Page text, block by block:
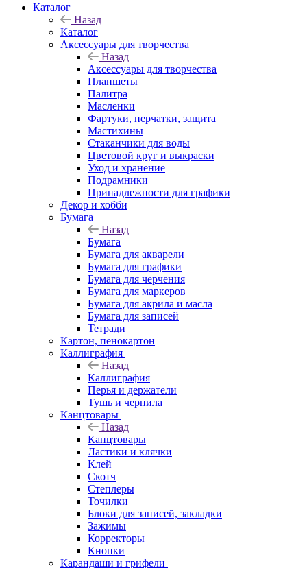
Каталог
Назад
Каталог
Аксессуары для творчества
Назад
Аксессуары для творчества
Планшеты
Палитра
Масленки
Фартуки, перчатки, защита
Мастихины
Стаканчики для воды
Цветовой круг и выкраски
Уход и хранение
Подрамники
Принадлежности для графики
Декор и хобби
Бумага
Назад
Бумага
Бумага для акварели
Бумага для графики
Бумага для черчения
Бумага для маркеров
Бумага для акрила и масла
Бумага для записей
Тетради
Картон, пенокартон
Каллиграфия
Назад
Каллиграфия
Перья и держатели
Тушь и чернила
Канцтовары
Назад
Канцтовары
Ластики и клячки
Клей
Скотч
Степлеры
Точилки
Блоки для записей, закладки
Зажимы
Корректоры
Кнопки
Карандаши и грифели